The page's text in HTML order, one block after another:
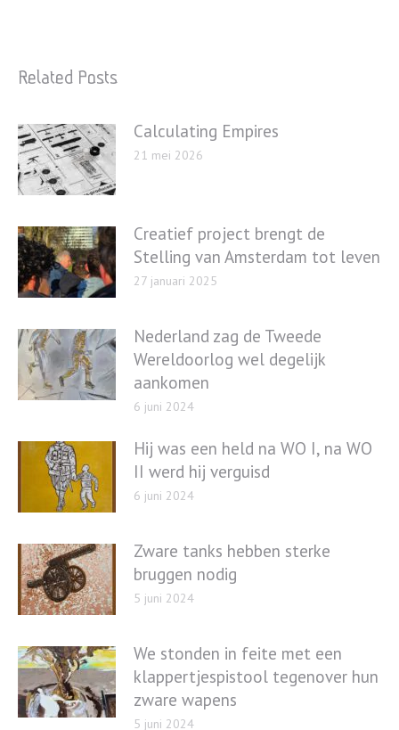
Related Posts
Calculating Empires
21 mei 2026
Creatief project brengt de
Stelling van Amsterdam tot leven
27 januari 2025
Nederland zag de Tweede
Wereldoorlog wel degelijk
aankomen
6 juni 2024
Hij was een held na WO I, na WO
II werd hij verguisd
6 juni 2024
Zware tanks hebben sterke
bruggen nodig
5 juni 2024
We stonden in feite met een
klappertjespistool tegenover hun
zware wapens
5 juni 2024